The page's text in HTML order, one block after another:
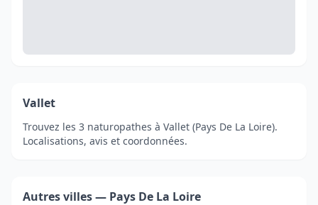
Vallet
Trouvez les 3 naturopathes à Vallet (Pays De La Loire).
Localisations, avis et coordonnées.
Autres villes — Pays De La Loire